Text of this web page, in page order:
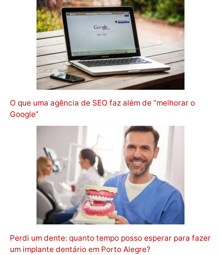
O que uma agência de SEO faz além de “melhorar o
Google”
Perdi um dente: quanto tempo posso esperar para fazer
um implante dentário em Porto Alegre?